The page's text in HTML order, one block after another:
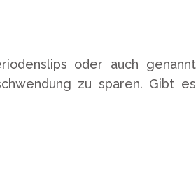
oder auch genannt
zu sparen. Gibt es